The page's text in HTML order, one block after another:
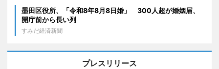
墨田区役所、「令和8年8月8日婚」 300人超が婚姻届、
開庁前から長い列
すみだ経済新聞
プレスリリース